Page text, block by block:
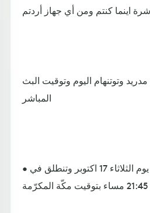
وتوتنهام اليوم وتوقيت البث
المباشر
• متى؟ تجري المباراة يوم الثلاثاء 17 اكتوبر وتنطلق في